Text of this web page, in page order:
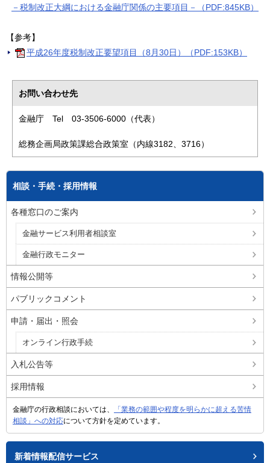
－税制改正大綱における金融庁関係の主要項目－（PDF:845KB）
【参考】
平成26年度税制改正要望項目（8月30日）（PDF:153KB）
お問い合わせ先
金融庁 Tel 03-3506-6000（代表）
総務企画局政策課総合政策室（内線3182、3716）
相談・手続・採用情報
各種窓口のご案内
金融サービス利用者相談室
金融行政モニター
情報公開等
パブリックコメント
申請・届出・照会
オンライン行政手続
入札公告等
採用情報
金融庁の行政相談においては、
「業務の範囲や程度を明らかに超える苦情
相談」への対応について方針を定めています。
新着情報配信サービス